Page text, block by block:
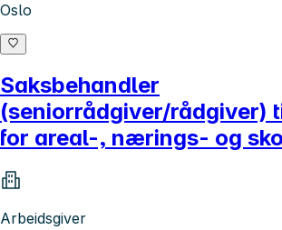
Oslo
Saksbehandler
(seniorrådgiver/rådgiver)
for areal-, nærings- og
Arbeidsgiver